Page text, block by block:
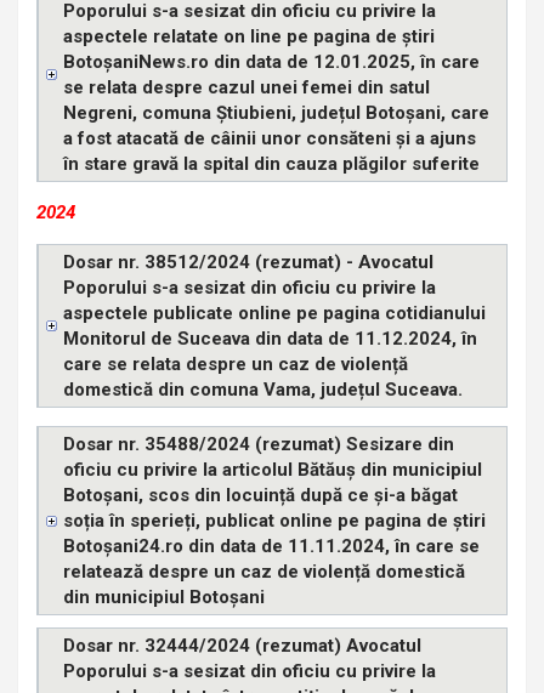
Poporului s-a sesizat din oficiu cu privire la
aspectele relatate on line pe pagina de știri
BotoșaniNews.ro din data de 12.01.2025, în care
se relata despre cazul unei femei din satul
Negreni, comuna Știubieni, județul Botoșani, care
a fost atacată de câinii unor consăteni și a ajuns
în stare gravă la spital din cauza plăgilor suferite
2024
Dosar nr. 38512/2024 (rezumat) - Avocatul
Poporului s-a sesizat din oficiu cu privire la
aspectele publicate online pe pagina cotidianului
Monitorul de Suceava din data de 11.12.2024, în
care se relata despre un caz de violență
domestică din comuna Vama, județul Suceava.
Dosar nr. 35488/2024 (rezumat) Sesizare din
oficiu cu privire la articolul Bătăuș din municipiul
Botoșani, scos din locuință după ce și-a băgat
soția în sperieți, publicat online pe pagina de știri
Botoșani24.ro din data de 11.11.2024, în care se
relatează despre un caz de violență domestică
din municipiul Botoșani
Dosar nr. 32444/2024 (rezumat) Avocatul
Poporului s-a sesizat din oficiu cu privire la